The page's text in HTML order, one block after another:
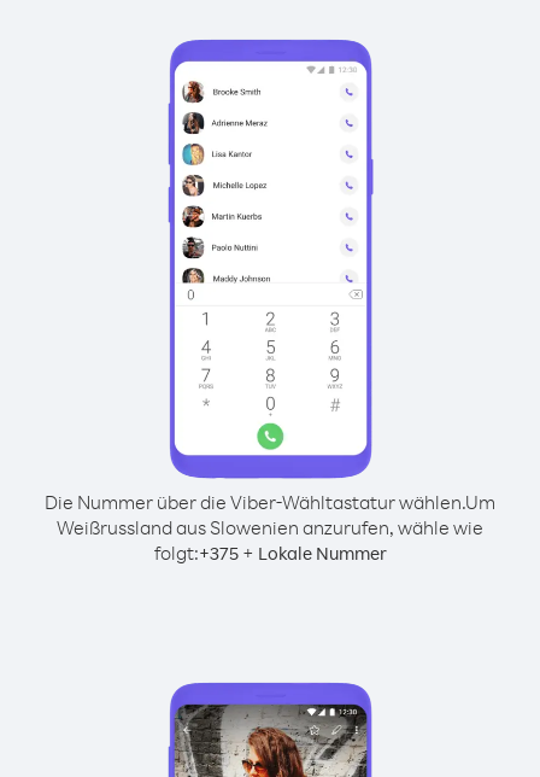
Die Nummer über die Viber-Wähltastatur wählen.Um
Weißrussland aus Slowenien anzurufen, wähle wie
folgt:+375+ Lokale Nummer